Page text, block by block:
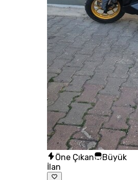
Öne Çıkan
Büyük
İlan